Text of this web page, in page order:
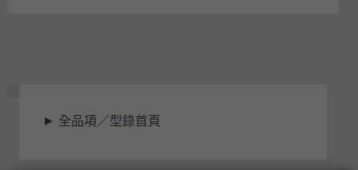
► 全品項／型錄首頁